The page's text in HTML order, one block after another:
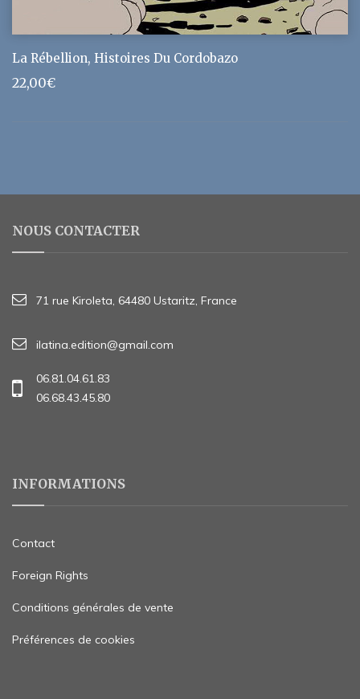
La Rébellion, Histoires Du Cordobazo
22,00€
NOUS CONTACTER
71 rue Kiroleta, 64480 Ustaritz, France
ilatina.edition@gmail.com
06.81.04.61.83
06.68.43.45.80
INFORMATIONS
Contact
Foreign Rights
Conditions générales de vente
Préférences de cookies